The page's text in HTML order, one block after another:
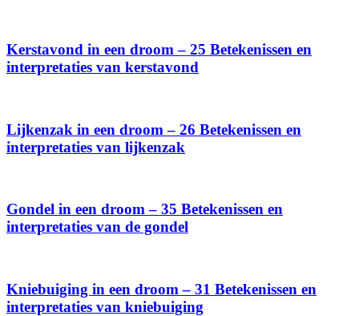
Kerstavond in een droom – 25 Betekenissen en
interpretaties van kerstavond
Lijkenzak in een droom – 26 Betekenissen en
interpretaties van lijkenzak
Gondel in een droom – 35 Betekenissen en
interpretaties van de gondel
Kniebuiging in een droom – 31 Betekenissen en
interpretaties van kniebuiging